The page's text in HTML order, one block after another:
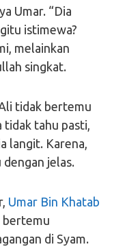
Umar. “Dia
istimewa?
melainkan
singkat.
tidak bertemu
tidak tahu pasti,
langit. Karena,
jelas.
Umar Bin Khatab
bertemu
di Syam.